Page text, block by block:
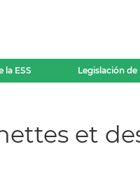
la ESS Legislación de
et